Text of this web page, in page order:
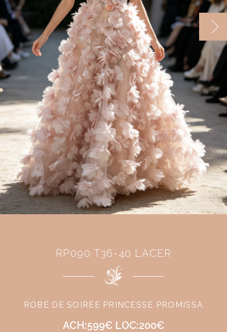
RP090 T36-40 LACER
ROBE DE SOIRÉE PRINCESSE PROMISSA
ACH:599€ LOC:200€